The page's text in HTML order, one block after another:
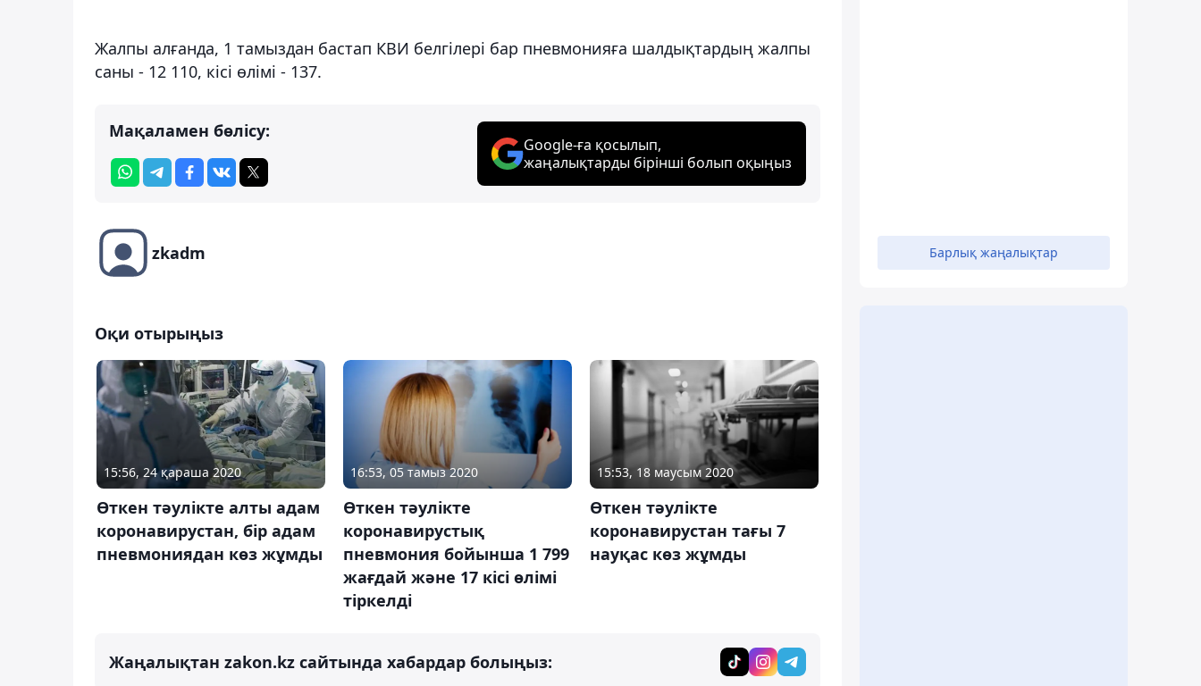
Жалпы алғанда, 1 тамыздан бастап КВИ белгілері бар пневмонияға шалдықтардың жалпы
саны - 12 110, кісі өлімі - 137.
Мақаламен бөлісу:
Google-ға қосылып,
жаңалықтарды бірінші болып оқыңыз
zkadm
Оқи отырыңыз
15:56, 24 қараша 2020
Өткен тәулікте алты адам
коронавирустан, бір адам
пневмониядан көз жұмды
16:53, 05 тамыз 2020
Өткен тәулікте
коронавирустық
пневмония бойынша 1 799
жағдай және 17 кісі өлімі
тіркелді
15:53, 18 маусым 2020
Өткен тәулікте
коронавирустан тағы 7
науқас көз жұмды
Жаңалықтан zakon.kz сайтында хабардар болыңыз:
Барлық жаңалықтар